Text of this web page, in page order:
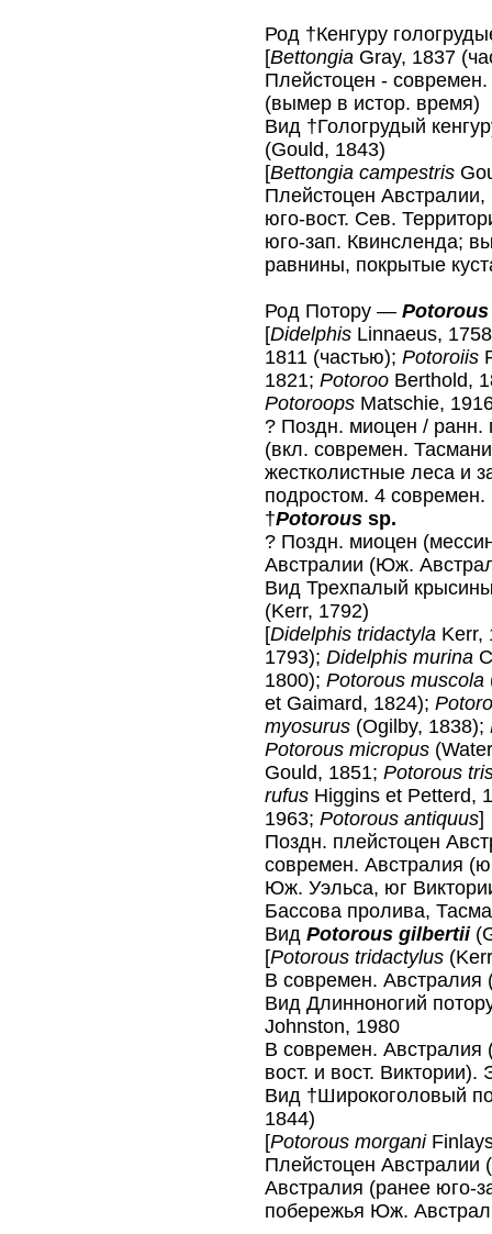
Род †Кенгуру
[Bettongia Gray, 1837
Плейстоцен -
(вымер в истор. время)
Вид †Гологрудый
(Gould, 1843)
[Bettongia campestris
Плейстоцен
юго-вост. Сев.
юго-зап. Квинсленда;
равнины, покрытые
Род Потору — Potorous
[Didelphis Linnaeus,
1811 (частью); Potoroiis
1821; Potoroo Berthold,
Potoroops Matschie,
? Поздн. миоцен / ранн.
(вкл. современ.
жестколистные леса и
подростом. 4
†Potorous sp.
? Поздн. миоцен
Австралии (Юж.
Вид Трехпалый
(Kerr, 1792)
[Didelphis tridactyla Kerr,
1793); Didelphis murina
1800); Potorous muscola
et Gaimard, 1824);
myosurus (Ogilby, 1838);
Potorous micropus
Gould, 1851; Potorous
rufus Higgins et Petterd,
1963; Potorous antiquus]
Поздн. плейстоцен
современ. Австралия
Юж. Уэльса, юг
Бассова пролива,
Вид Potorous gilbertii
[Potorous tridactylus
В современ. Австралия
Вид Длинноногий
Johnston, 1980
В современ.
вост. и вост.
Вид †Широкоголовый
1844)
[Potorous morgani
Плейстоцен
Австралия (ранее юго-
побережья Юж.